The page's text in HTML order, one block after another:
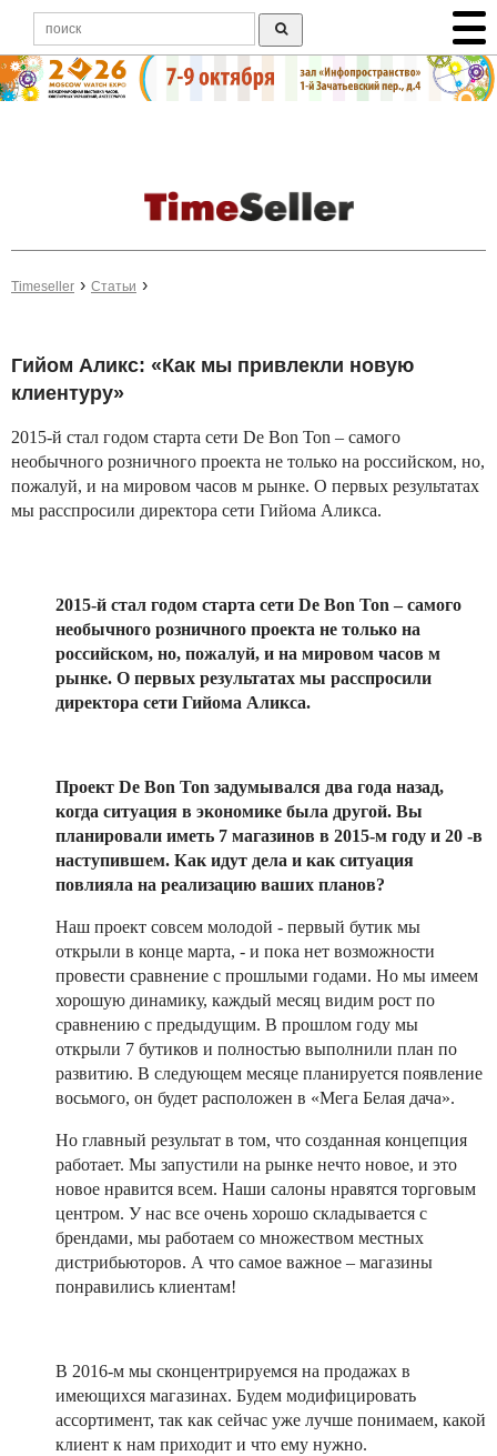
Timeseller Статьи
Гийом Аликс: «Как мы привлекли новую
клиентуру»
2015-й стал годом старта сети De Bon Ton – самого
необычного розничного проекта не только на российском, но,
пожалуй, и на мировом часов м рынке. О первых результатах
мы расспросили директора сети Гийома Аликса.
2015-й стал годом старта сети De Bon Ton – самого
необычного розничного проекта не только на
российском, но, пожалуй, и на мировом часов м
рынке. О первых результатах мы расспросили
директора сети Гийома Аликса.
Проект De Bon Ton задумывался два года назад,
когда ситуация в экономике была другой. Вы
планировали иметь 7 магазинов в 2015-м году и 20 -в
наступившем. Как идут дела и как ситуация
повлияла на реализацию ваших планов?
Наш проект совсем молодой - первый бутик мы
открыли в конце марта, - и пока нет возможности
провести сравнение с прошлыми годами. Но мы имеем
хорошую динамику, каждый месяц видим рост по
сравнению с предыдущим. В прошлом году мы
открыли 7 бутиков и полностью выполнили план по
развитию. В следующем месяце планируется появление
восьмого, он будет расположен в «Мега Белая дача».
Но главный результат в том, что созданная концепция
работает. Мы запустили на рынке нечто новое, и это
новое нравится всем. Наши салоны нравятся торговым
центром. У нас все очень хорошо складывается с
брендами, мы работаем со множеством местных
дистрибьюторов. А что самое важное – магазины
понравились клиентам!
В 2016-м мы сконцентрируемся на продажах в
имеющихся магазинах. Будем модифицировать
ассортимент, так как сейчас уже лучше понимаем, какой
клиент к нам приходит и что ему нужно.